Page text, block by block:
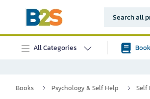
All Categories Book
Books Psychology & Self Help Self